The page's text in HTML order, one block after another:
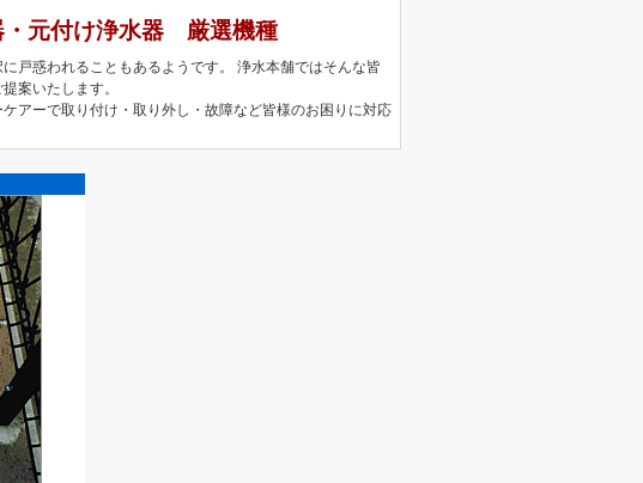
元付け浄水器 厳選機種
戸惑われることもあるようです。 浄水本舗ではそんな皆
案いたします。
アーで取り付け・取り外し・故障など皆様のお困りに対応